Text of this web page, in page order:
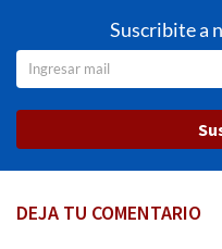
Suscribite a
DEJA TU COMENTARIO